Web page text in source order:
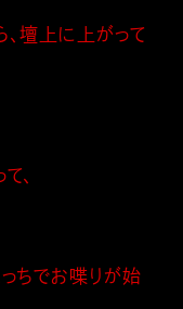
壇上に上がって
、
ちでお喋りが始